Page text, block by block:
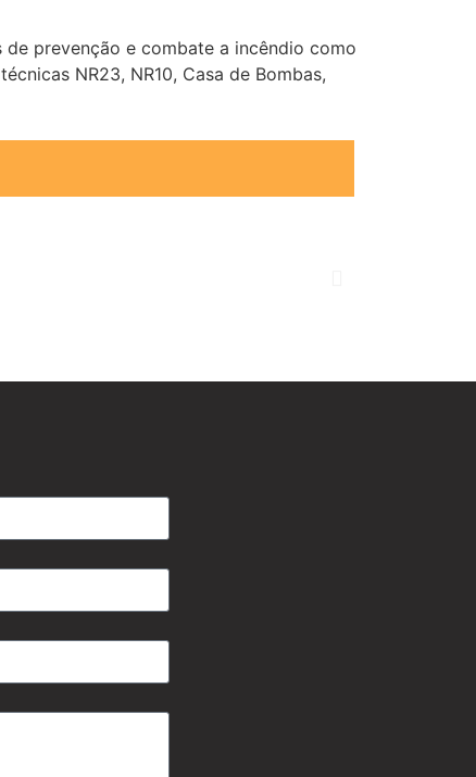
prevenção e combate a incêndio como
NR23, NR10, Casa de Bombas,